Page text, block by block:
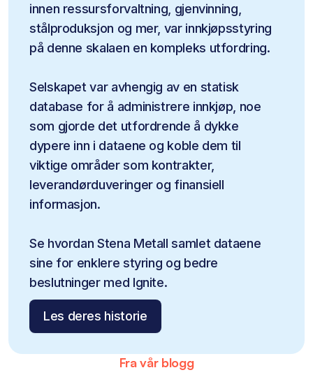
innen ressursforvaltning, gjenvinning,
stålproduksjon og mer, var innkjøpsstyring
på denne skalaen en kompleks utfordring.
Selskapet var avhengig av en statisk
database for å administrere innkjøp, noe
som gjorde det utfordrende å dykke
dypere inn i dataene og koble dem til
viktige områder som kontrakter,
leverandørduveringer og finansiell
informasjon.
Se hvordan Stena Metall samlet dataene
sine for enklere styring og bedre
beslutninger med Ignite.
Les deres historie
Fra vår blogg